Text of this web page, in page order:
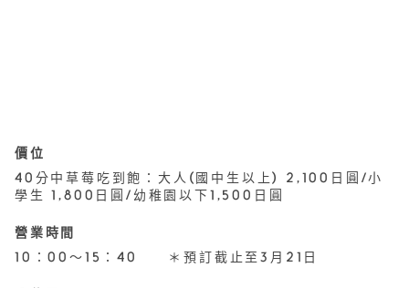
價位
40分中草莓吃到飽：大人(國中生以上) 2,100日圓/小
學生 1,800日圓/幼稚園以下1,500日圓
營業時間
10：00～15：40 ＊預訂截止至3月21日